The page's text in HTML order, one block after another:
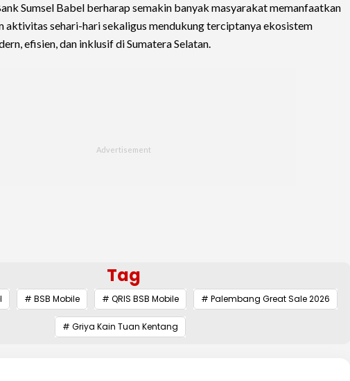
Sumsel Babel berharap semakin banyak masyarakat memanfaatkan
aktivitas sehari-hari sekaligus mendukung terciptanya ekosistem
efisien, dan inklusif di Sumatera Selatan.
Tag
# BSB Mobile # QRIS BSB Mobile # Palembang Great Sale 2026
# Griya Kain Tuan Kentang